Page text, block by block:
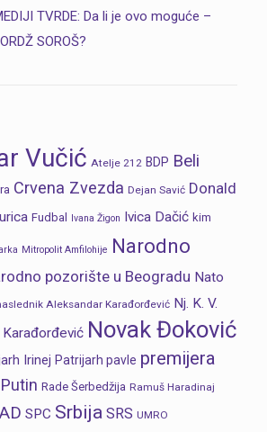
TVRDE: Da li je ovo moguće –
SOROŠ?
Vučić Atelje 212 BDP Beli
Crvena Zvezda Dejan Savić Donald
Fudbal Ivana Žigon Ivica Dačić kim
Mitropolit Amfilohije Narodno
pozorište u Beogradu Nato
Aleksandar Karađorđević Nj. K. V.
Novak Đoković
Irinej Patrijarh pavle premijera
Putin Rade Šerbedžija Ramuš Haradinaj
SPC Srbija SRS UMRO